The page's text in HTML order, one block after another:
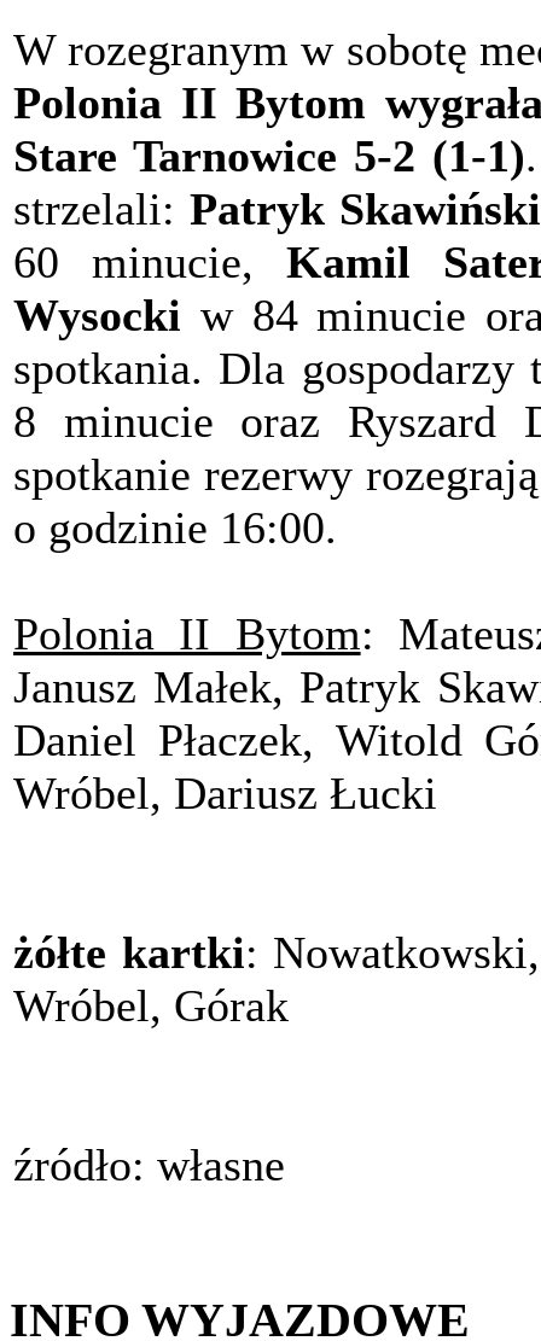
W rozegranym w sobotę
Polonia II Bytom
Stare Tarnowice 5-2 (1-1)
strzelali:Patryk Skawiński
60 minucie, Kamil
Wysocki w 84 minucie
spotkania. Dla
8 minucie oraz Ryszard
spotkanie rezerwy
o godzinie 16:00.
Polonia II Bytom:
Janusz Małek, Patryk
Daniel Płaczek, Witold
Wróbel, Dariusz Łucki
żółte kartki:
Wróbel, Górak
źródło: własne
INFO WYJAZDOWE